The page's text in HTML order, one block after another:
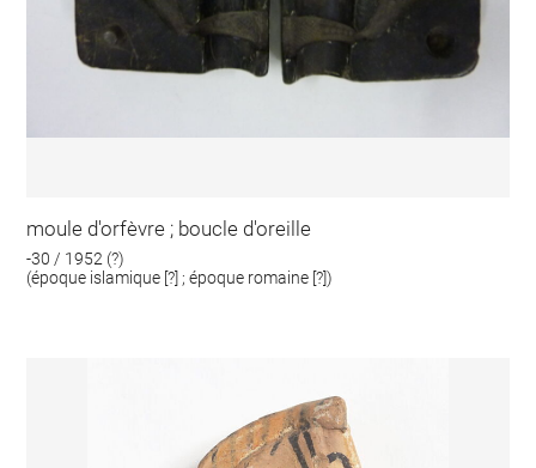
moule d'orfèvre ; boucle d'oreille
-30 / 1952 (?)
(époque islamique [?] ; époque romaine [?])